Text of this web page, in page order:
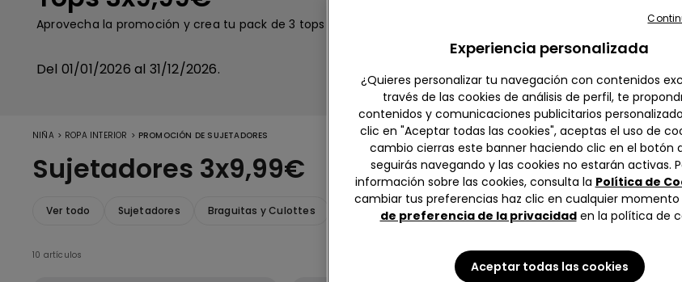
Aprovecha la promoción y crea tu pack de 3 tops de niña.
Del 01/01/2026 al 31/12/2026.
NIÑA > ROPA INTERIOR > PROMOCIÓN DE SUJETADORES
Sujetadores 3x9,99€
Ver todo Sujetadores Braguitas y Culottes Camisetas interiores y Tops de tirantes
10 artículos
Experiencia personalizada
¿Quieres personalizar tu navegación con contenidos
través de las cookies de análisis de perfil, te
contenidos y comunicaciones publicitarios
clic en "Aceptar todas las cookies", aceptas el uso de
cambio cierras este banner haciendo clic en el botón
seguirás navegando y las cookies no estarán activas.
información sobre las cookies, consulta la Política de
cambiar tus preferencias haz clic en cualquier momento
de preferencia de la privacidaden la política de
Aceptar todas las cookies